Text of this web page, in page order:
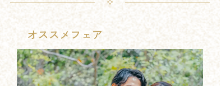
オススメフェア